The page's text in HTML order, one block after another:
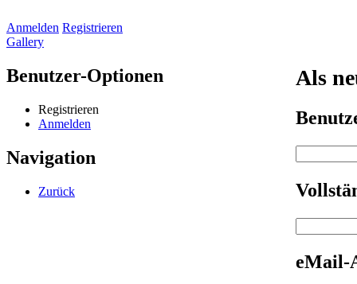
Anmelden Registrieren
Gallery
Benutzer-Optionen
Registrieren
Anmelden
Navigation
Zurück
Als
eMail-